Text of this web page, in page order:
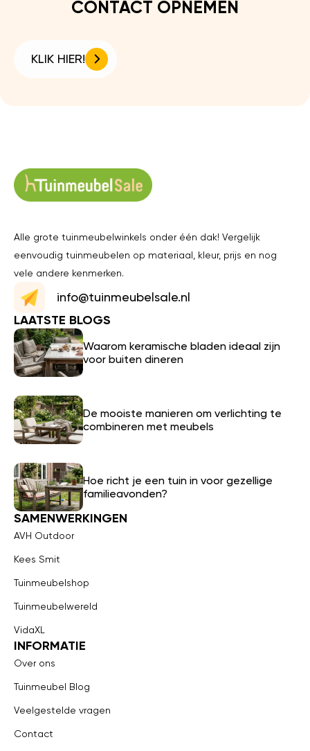
CONTACT OPNEMEN
KLIK HIER!
Alle grote tuinmeubelwinkels onder één dak! Vergelijk
eenvoudig tuinmeubelen op materiaal, kleur, prijs en nog
vele andere kenmerken.
info@tuinmeubelsale.nl
LAATSTE BLOGS
Waarom keramische bladen ideaal zijn
voor buiten dineren
De mooiste manieren om verlichting te
combineren met meubels
Hoe richt je een tuin in voor gezellige
familieavonden?
SAMENWERKINGEN
AVH Outdoor
Kees Smit
Tuinmeubelshop
Tuinmeubelwereld
VidaXL
INFORMATIE
Over ons
Tuinmeubel Blog
Veelgestelde vragen
Contact